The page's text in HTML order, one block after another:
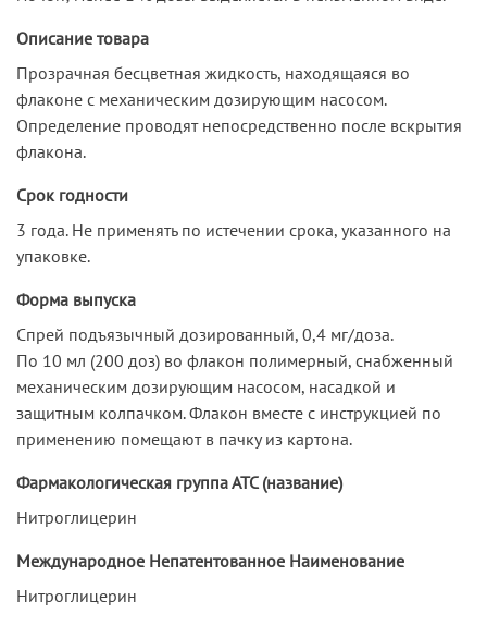
Описание товара
Прозрачная бесцветная жидкость, находящаяся во
флаконе с механическим дозирующим насосом.
Определение проводят непосредственно после вскрытия
флакона.
Срок годности
3 года. Не применять по истечении срока, указанного на
упаковке.
Форма выпуска
Спрей подъязычный дозированный, 0,4 мг/доза.
По 10 мл (200 доз) во флакон полимерный, снабженный
механическим дозирующим насосом, насадкой и
защитным колпачком. Флакон вместе с инструкцией по
применению помещают в пачку из картона.
Фармакологическая группа АТС (название)
Нитроглицерин
Международное Непатентованное Наименование
Нитроглицерин